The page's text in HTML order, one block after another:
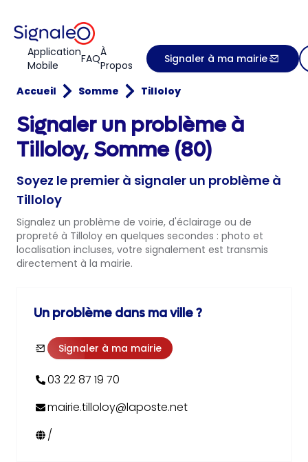
Application
Mobile
FAQÀ
Propos
Signaler à ma mairie
Accueil Somme Tilloloy
Signaler un problème à
Tilloloy, Somme (80)
Soyez le premier à signaler un problème à
Tilloloy
Signalez un problème de voirie, d'éclairage ou de
propreté à Tilloloy en quelques secondes : photo et
localisation incluses, votre signalement est transmis
directement à la mairie.
Un problème dans ma ville ?
Signaler à ma mairie
03 22 87 19 70
mairie.tilloloy@laposte.net
/